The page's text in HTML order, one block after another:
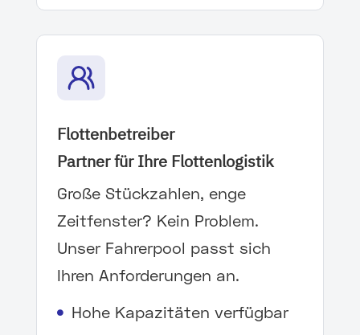
Flottenbetreiber
Partner für Ihre Flottenlogistik
Große Stückzahlen, enge
Zeitfenster? Kein Problem.
Unser Fahrerpool passt sich
Ihren Anforderungen an.
 Hohe Kapazitäten verfügbar